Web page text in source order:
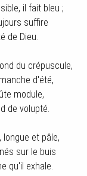
il fait bleu ;
suffire
de Dieu.
du crépuscule,
d'été,
module,
de volupté.
et pâle,
sur le buis
qu'il exhale.